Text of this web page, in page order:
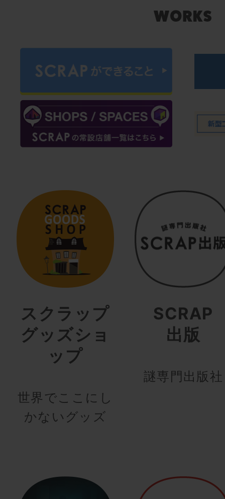
スクラップ
グッズショ
ップ
世界でここにし
かないグッズ
SCRAP
出版
謎専門出版社